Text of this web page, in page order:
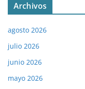
Archivos
agosto 2026
julio 2026
junio 2026
mayo 2026